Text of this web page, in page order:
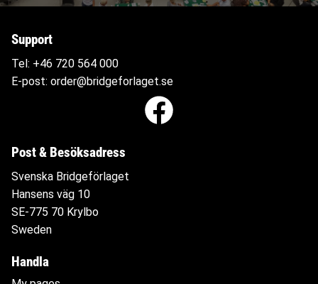
Support
Tel: +46 720 564 000
E-post: order@bridgeforlaget.se
Post & Besöksadress
Svenska Bridgeförlaget
Hansens väg 10
SE-775 70 Krylbo
Sweden
Handla